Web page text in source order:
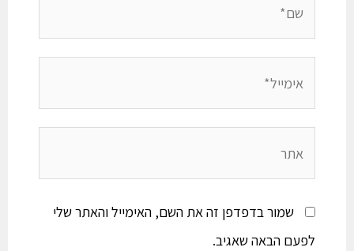
שמור בדפדפן זה את השם, האימייל והאתר שלי
לפעם הבאה שאגיב.